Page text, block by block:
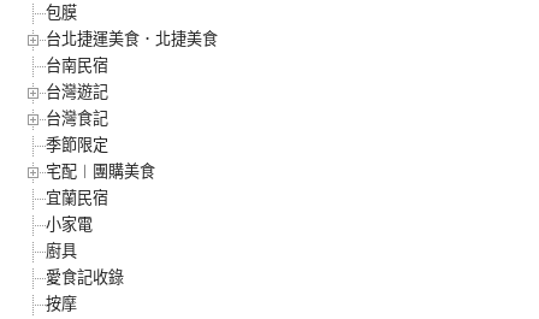
包膜
台北捷運美食．北捷美食
台南民宿
台灣遊記
台灣食記
季節限定
宅配︱團購美食
宜蘭民宿
小家電
廚具
愛食記收錄
按摩